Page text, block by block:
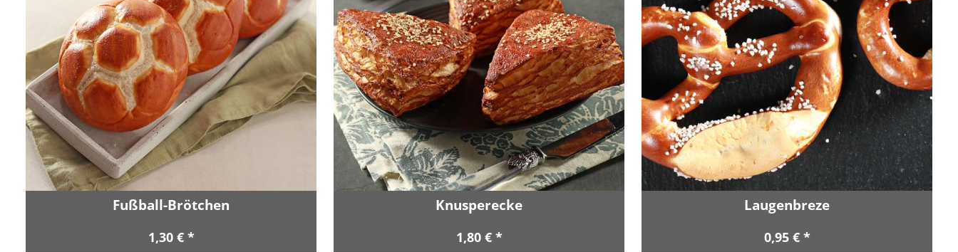
Fußball-Brötchen
1,30 € *
Knusperecke
1,80 € *
Laugenbreze
0,95 € *